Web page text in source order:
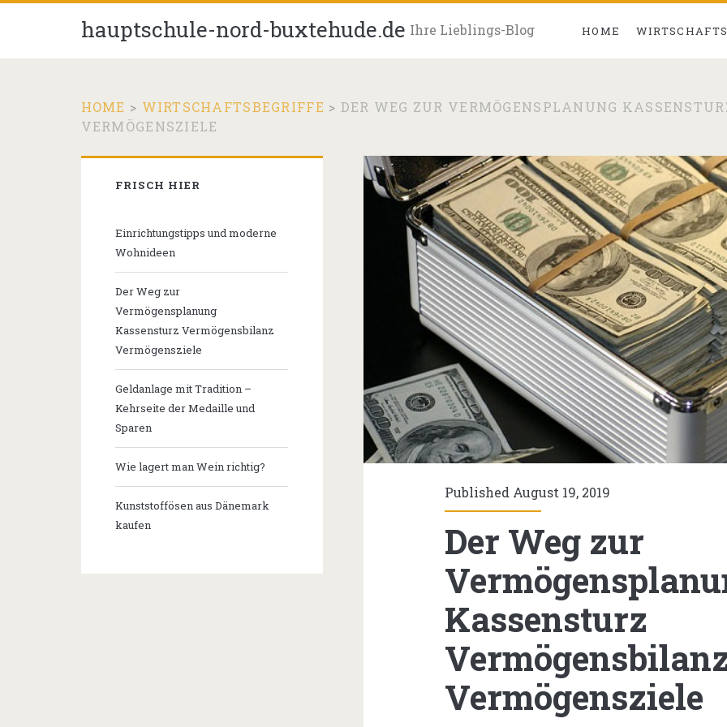
hauptschule-nord-buxtehude.de Ihre Lieblings-Blog HOME
HOME > WIRTSCHAFTSBEGRIFFE > DER WEG ZUR VERMÖGENSPLANUNG
VERMÖGENSZIELE
Published August 19, 2019
Der Weg zur
Kassensturz
Vermögensziele
Primary
FRISCH HIER
Einrichtungstipps und moderne
Wohnideen
Der Weg zur
Vermögensplanung
Kassensturz Vermögensbilanz
Vermögensziele
Geldanlage mit Tradition –
Kehrseite der Medaille und
Sparen
Wie lagert man Wein richtig?
Kunststoffösen aus Dänemark
kaufen